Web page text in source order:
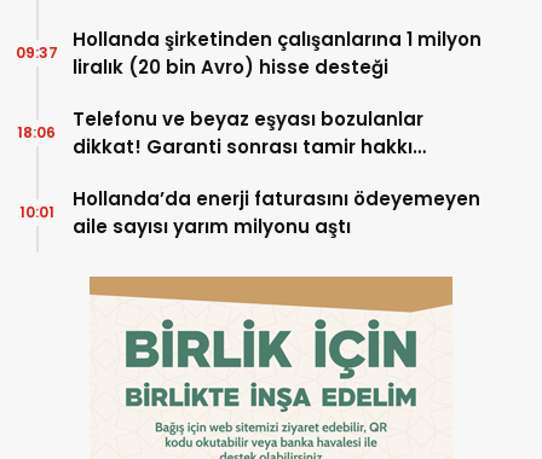
Hollanda şirketinden çalışanlarına 1 milyon
liralık (20 bin Avro) hisse desteği
09:37
Telefonu ve beyaz eşyası bozulanlar
dikkat! Garanti sonrası tamir hakkı
18:06
Hollanda’da enerji faturasını ödeyemeyen
aile sayısı yarım milyonu aştı
10:01